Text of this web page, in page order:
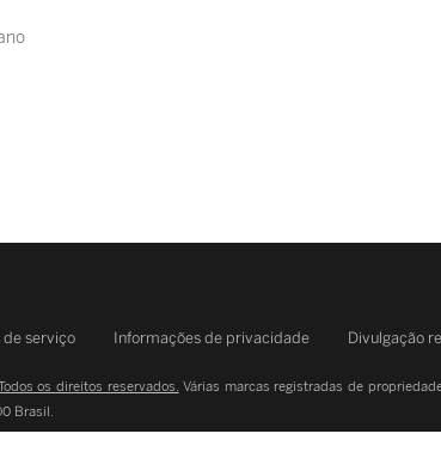
de serviço Informações de privacidade Divulgação
os direitos reservados. Várias marcas registradas de
Brasil.